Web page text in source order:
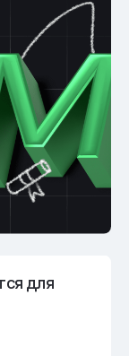
для